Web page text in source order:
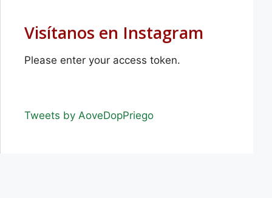
Visítanos en Instagram
Please enter your access token.
Tweets by AoveDopPriego